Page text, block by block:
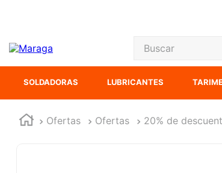
Buscar
SOLDADORAS LUBRICANTES
Ofertas Ofertas 20% de